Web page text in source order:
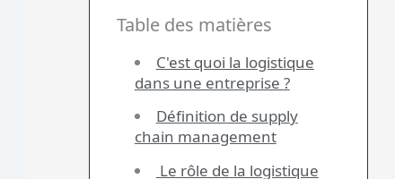
Table des matières
C'est quoi la logistique
dans une entreprise ?
Définition de supply
chain management
Le rôle de la logistique